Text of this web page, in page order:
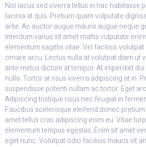
Nisi lacus sed viverra tellus in hac habitasse
lacinia at quis. Pretium quam vulputate
ante. Ac auctor augue mauris augue neque
interdum varius sit amet mattis vulputate
elementum sagittis vitae. Vel facilisis
ornare arcu. Lectus nulla at volutpat diam ut
ante metus dictum at tempor. At imperdiet
nulla. Tortor at risus viverra adipiscing at in.
suspendisse potenti nullam ac tortor. Eget
Adipiscing tristique risus nec feugiat in
Faucibus scelerisque eleifend donec
amet tellus cras adipiscing enim eu. Vitae
elementum tempus egestas. Enim sit amet
eget nunc. Volutpat odio facilisis mauris sit